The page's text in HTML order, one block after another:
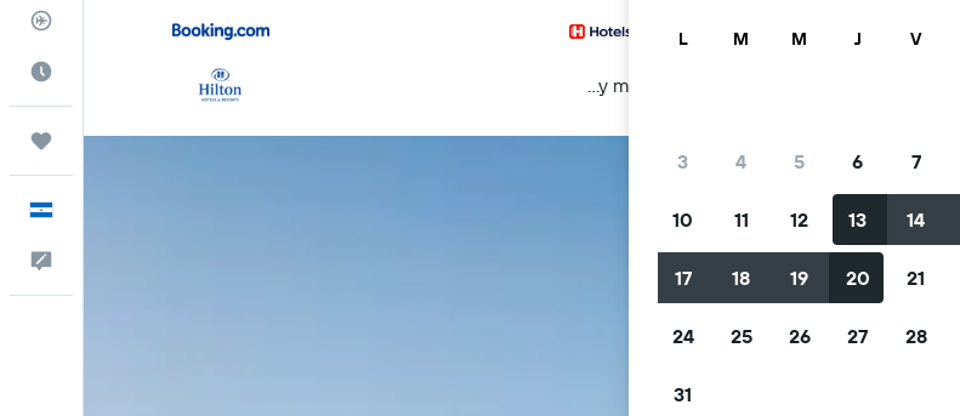
Trips
...y más
L M M J V
3 4 5 6 7
10 11 12 13 14
17 18 19 20 21
24 25 26 27 28
31